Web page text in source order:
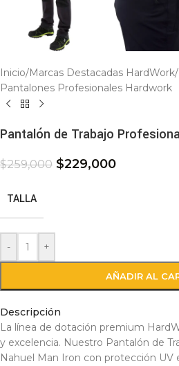
Inicio/Marcas Destacadas HardWork/
Pantalones Profesionales Hardwork
Pantalón de Trabajo
$259,000 $229,000
TALLA
- +
AÑADIR AL
Descripción
La línea de dotación premium
y excelencia. Nuestro Pantalón de
Nahuel Man Iron con protección UV